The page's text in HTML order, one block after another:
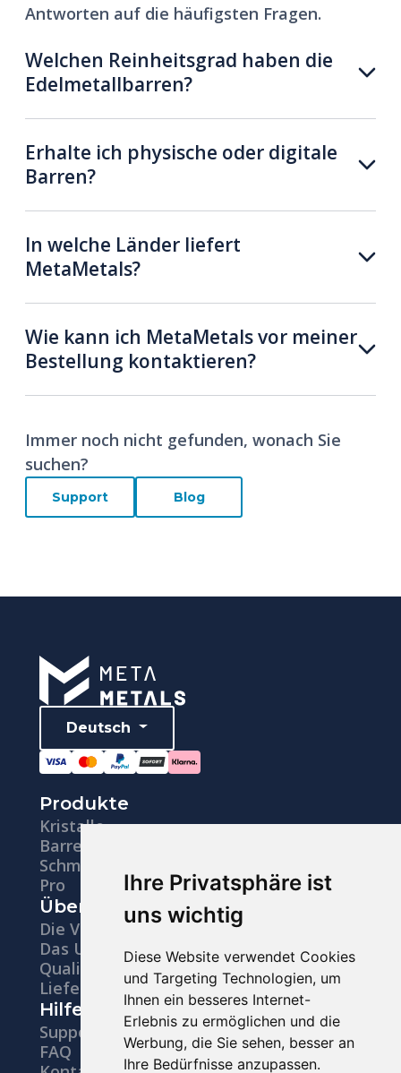
Ihre Privatsphäre ist
uns wichtig
Diese Website verwendet Cookies
und Targeting Technologien, um
Ihnen ein besseres Internet-
Erlebnis zu ermöglichen und die
Werbung, die Sie sehen, besser an
Ihre Bedürfnisse anzupassen.
Antworten auf die häufigsten Fragen.
Welchen Reinheitsgrad haben die
Edelmetallbarren?
Erhalte ich physische oder digitale
Barren?
In welche Länder liefert
MetaMetals?
Wie kann ich MetaMetals vor meiner
Bestellung kontaktieren?
Immer noch nicht gefunden, wonach Sie
suchen?
Support Blog
Deutsch
Produkte
Kristalle
Barren
Schmuck
Pro
Über uns
Die Vision
Das Unternehmen
Qualität
Lieferung
Hilfe
Support
FAQ